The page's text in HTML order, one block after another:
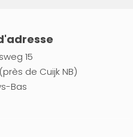
15
de Cuijk NB)
Bas